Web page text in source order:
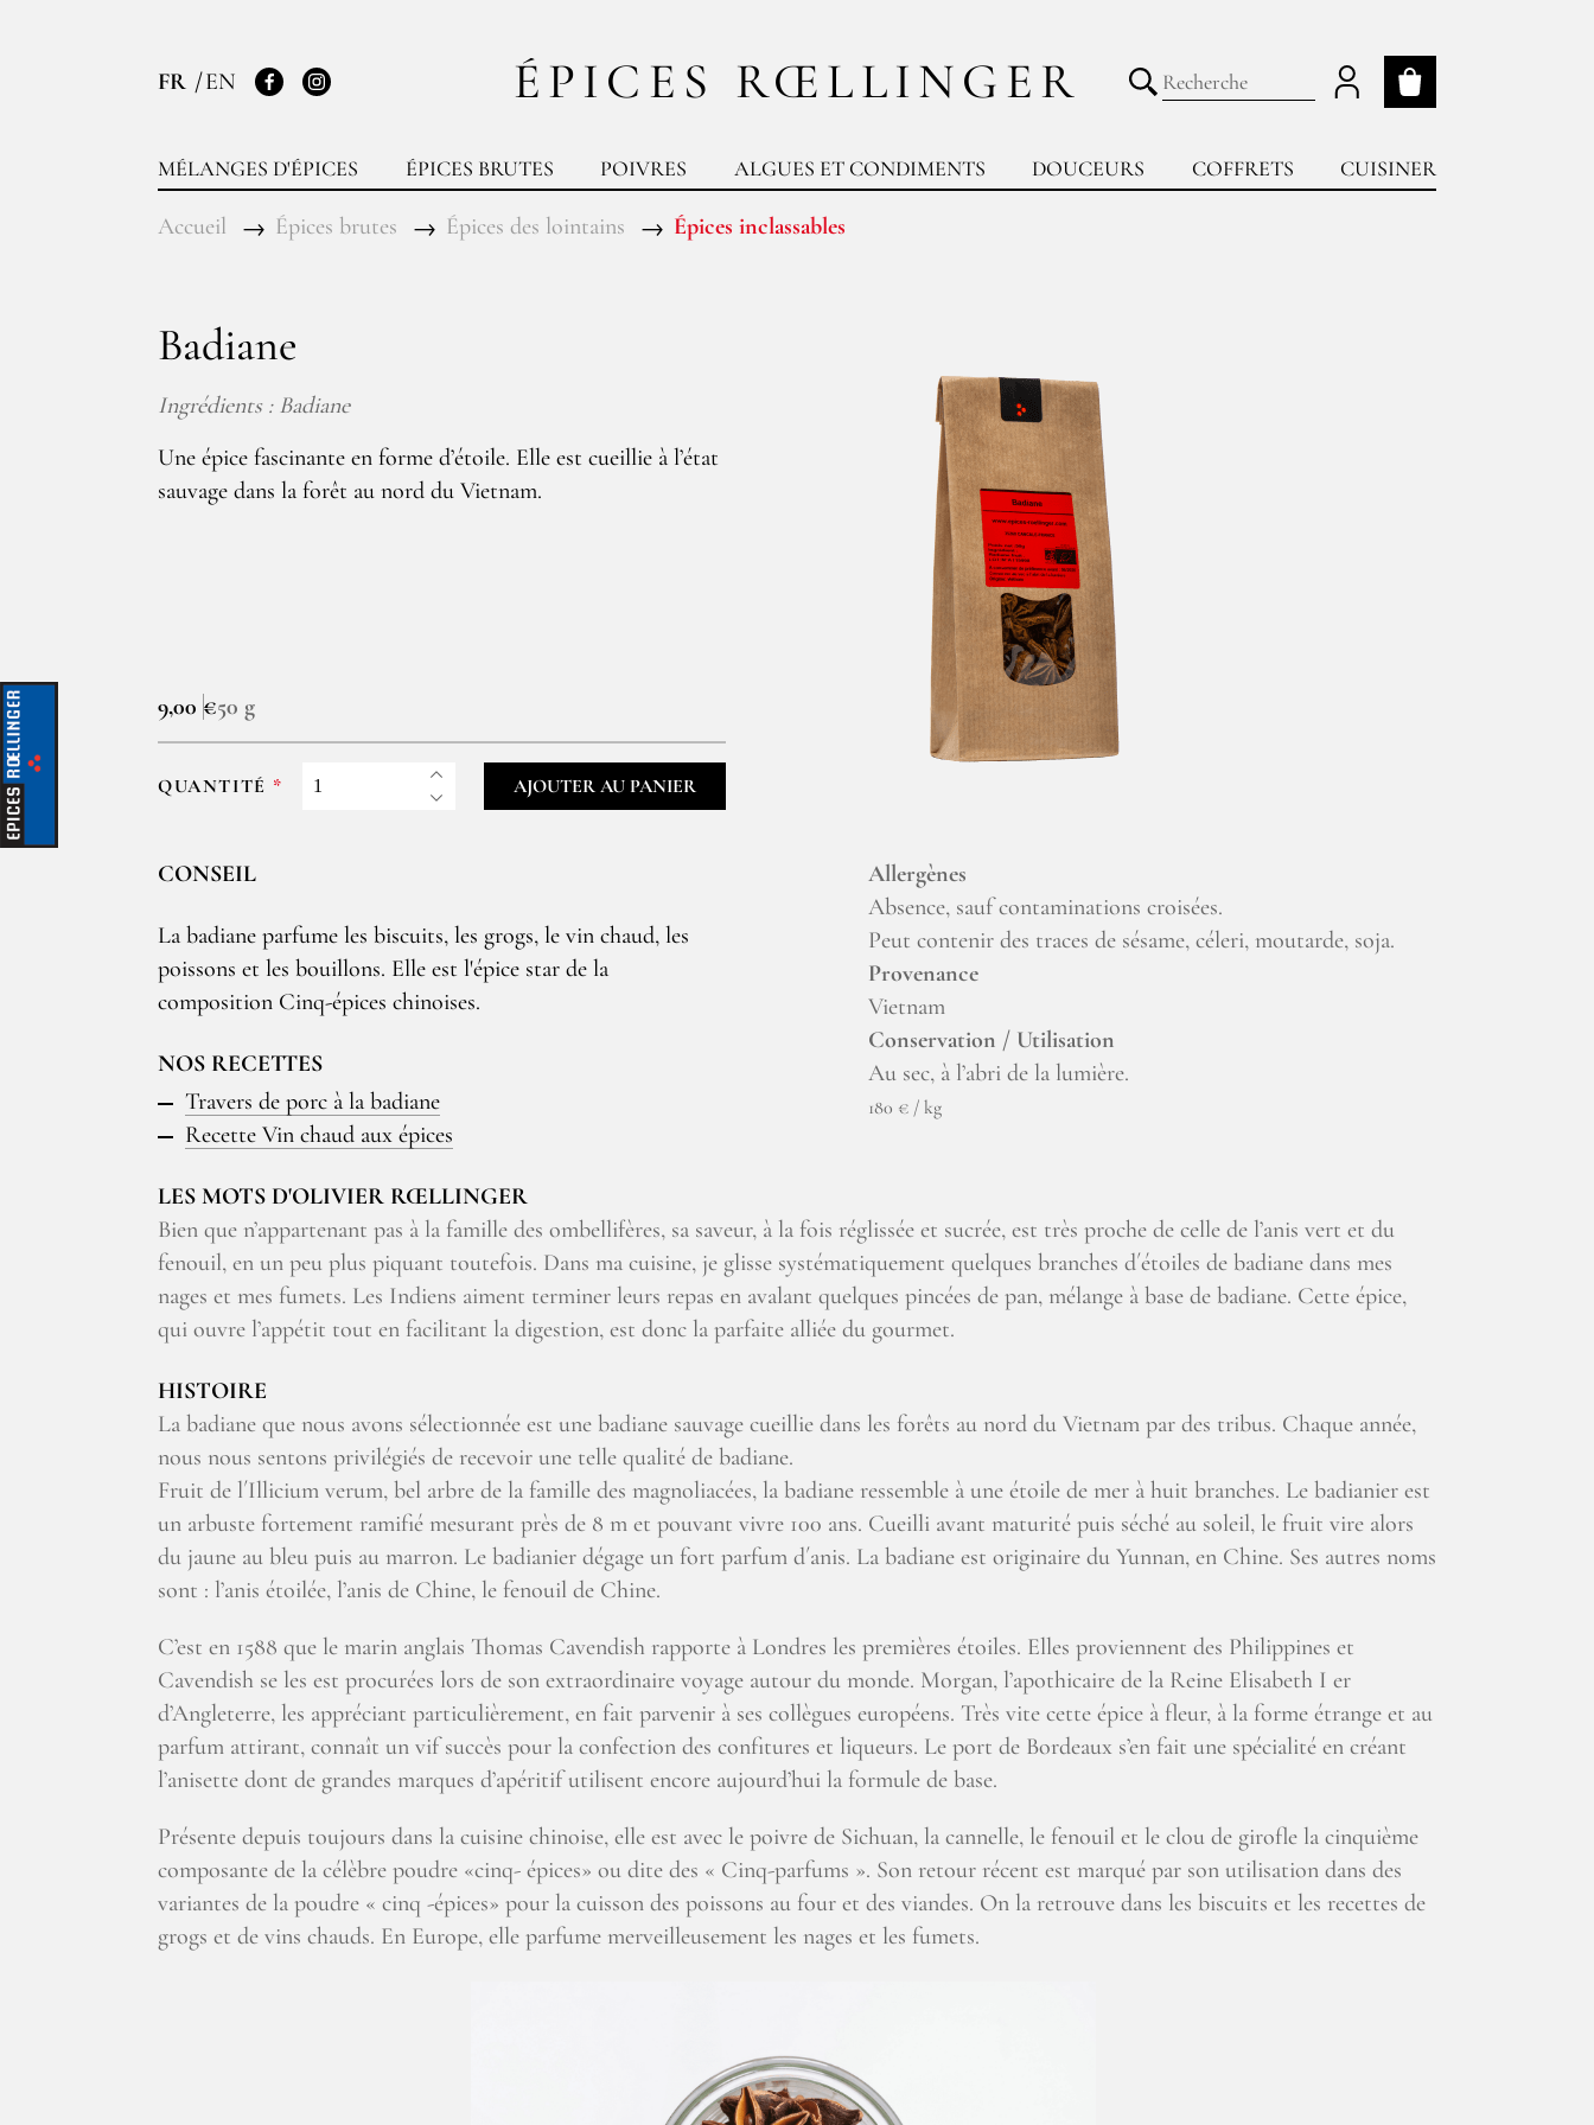
ÉPICES RŒLLINGER
FR EN
FacebookInstagram
MÉLANGES D'ÉPICES ÉPICES BRUTES POIVRES ALGUES ET CONDIMENTS DOUCEURS COFFRETS CUISINER
Mon panier
Lancer la recherche
Accueil Épices brutes Épices des lointains Épices inclassables
Badiane
Ingrédients : Badiane
Une épice fascinante en forme d’étoile. Elle est cueillie à l’état
sauvage dans la forêt au nord du Vietnam.
9,00 €50 g
QUANTITÉ AJOUTER AU PANIER
CONSEIL
La badiane parfume les biscuits, les grogs, le vin chaud, les
poissons et les bouillons. Elle est l'épice star de la
composition Cinq-épices chinoises.
NOS RECETTES
Travers de porc à la badiane
Recette Vin chaud aux épices
Allergènes
Absence, sauf contaminations croisées.
Peut contenir des traces de sésame, céleri, moutarde, soja.
Provenance
Vietnam
Conservation / Utilisation
Au sec, à l’abri de la lumière.
180 € / kg
LES MOTS D'OLIVIER RŒLLINGER
Bien que n’appartenant pas à la famille des ombellifères, sa saveur, à la fois réglissée et sucrée, est très proche de celle de l’anis vert et du
fenouil, en un peu plus piquant toutefois. Dans ma cuisine, je glisse systématiquement quelques branches d´étoiles de badiane dans mes
nages et mes fumets. Les Indiens aiment terminer leurs repas en avalant quelques pincées de pan, mélange à base de badiane. Cette épice,
qui ouvre l’appétit tout en facilitant la digestion, est donc la parfaite alliée du gourmet.
HISTOIRE
La badiane que nous avons sélectionnée est une badiane sauvage cueillie dans les forêts au nord du Vietnam par des tribus. Chaque année,
nous nous sentons privilégiés de recevoir une telle qualité de badiane.
Fruit de l´Illicium verum, bel arbre de la famille des magnoliacées, la badiane ressemble à une étoile de mer à huit branches. Le badianier est
un arbuste fortement ramifié mesurant près de 8 m et pouvant vivre 100 ans. Cueilli avant maturité puis séché au soleil, le fruit vire alors
du jaune au bleu puis au marron. Le badianier dégage un fort parfum d´anis. La badiane est originaire du Yunnan, en Chine. Ses autres noms
sont : l’anis étoilée, l’anis de Chine, le fenouil de Chine.
C’est en 1588 que le marin anglais Thomas Cavendish rapporte à Londres les premières étoiles. Elles proviennent des Philippines et
Cavendish se les est procurées lors de son extraordinaire voyage autour du monde. Morgan, l’apothicaire de la Reine Elisabeth I er
d’Angleterre, les appréciant particulièrement, en fait parvenir à ses collègues européens. Très vite cette épice à fleur, à la forme étrange et au
parfum attirant, connaît un vif succès pour la confection des confitures et liqueurs. Le port de Bordeaux s’en fait une spécialité en créant
l’anisette dont de grandes marques d’apéritif utilisent encore aujourd’hui la formule de base.
Présente depuis toujours dans la cuisine chinoise, elle est avec le poivre de Sichuan, la cannelle, le fenouil et le clou de girofle la cinquième
composante de la célèbre poudre «cinq- épices» ou dite des « Cinq-parfums ». Son retour récent est marqué par son utilisation dans des
variantes de la poudre « cinq -épices» pour la cuisson des poissons au four et des viandes. On la retrouve dans les biscuits et les recettes de
grogs et de vins chauds. En Europe, elle parfume merveilleusement les nages et les fumets.